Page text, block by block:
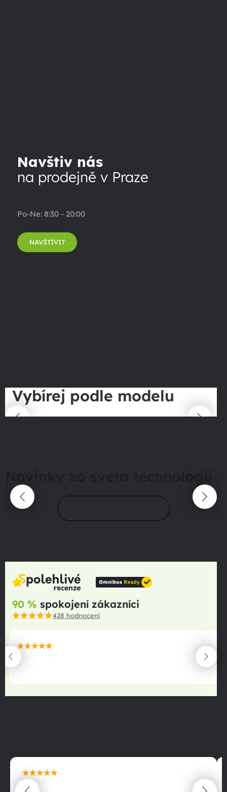
Navštiv nás
na prodejně v Praze
Po-Ne: 8:30 - 20:00
NAVŠTÍVIT
Vybírej podle modelu
90 % spokojení zákazníci
428 hodnocení
maximální spokojenost
22.06.2025
maximální spokojenost